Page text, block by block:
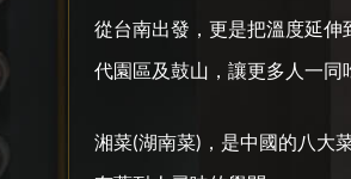
從台南出發，更是把溫度延伸
代園區及鼓山，讓更多人一同
湘菜(湖南菜)，是中國的八大菜